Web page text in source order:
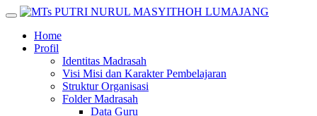
Skip
contentHome
Profil
Identitas Madrasah
Visi Misi dan Karakter Pembelajaran
Struktur Organisasi
Folder Madrasah
Data Guru